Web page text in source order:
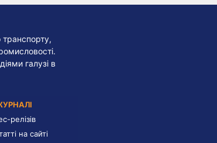
транспорту,
галузі в
релізів
на сайті